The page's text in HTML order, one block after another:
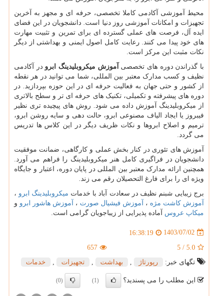
محیط آموزشی آکادمی کاملا تخصصی، حرفه ای و مجهز به آخرین
تجهیزات و امکانات آموزشی روز دنیا است. دانشجویان در این فضای
ایده آل، فرصت های عملی گسترده ای برای تمرین و تثبیت مهارت
های خود پیدا می کنند. رعایت کامل اصول ایمنی و بهداشتی از دیگر
نکات مثبت این مرکز است.
با گذراندن دوره های تخصصی
آموزش میکروبلیدینگ ابرو در آکادمی
نظیف و کسب مدارک معتبر بین المللی، شما می توانید در هر نقطه
از کشور و حتی جهان به فعالیت حرفه ای در این حوزه بپردازید. در
دوره های پیشرفته و تکمیلی، تکنیک های حرفه ای تر و سطح بالاتری
از میکروبلیدینگ آموزش داده می شود. روش های پیچیده تری نظیر
فیبروز یا ایجاد الیاف مصنوعی ابرو، حالت دهی و سایه روشن ابرو،
ترمیم و اصلاح ابروها و نکات ظریف دیگر در این کلاس ها تدریس
می گردد.
آموزش های تئوری در کنار بخش عملی و کارگاهی، ضمانت موفقیت
دانشجویان در فراگیری کامل هنر میکروبلیدینگ را فراهم می آورد.
همچنین ارائه مدارک معتبر بین المللی در پایان دوره، اعتبار و جایگاه
ویژه ای را برای فارغ التحصیلان رقم می زند.
برج زیبایی شبنم نظیف در سعادت آباد با خدمات میکروبلیدینگ ابرو ،
آموزش کاشت مژه ، آموزش فیشیال صورت ، آموزش هاشور ابرو و
میکاپ عروس آماده پذیرایی از زیباجویان گرامی است.
1403/07/02
16:38:19
5.0
/
5
657
تگهای خبر:
رپورتاژ بهداشت تجهیزات خدمات
این مطلب را می پسندید؟ (1)
(0)